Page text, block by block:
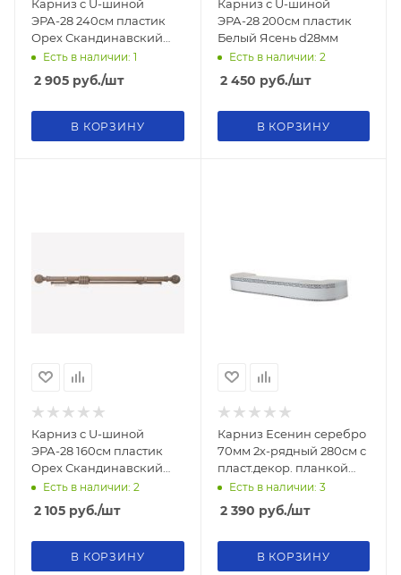
Карниз с U-шиной
ЭРА-28 240см пластик
Орех Скандинавский
d28мм
Есть в наличии: 1
2 905 руб./шт
В КОРЗИНУ
Карниз с U-шиной
ЭРА-28 200см пластик
Белый Ясень d28мм
Есть в наличии: 2
2 450 руб./шт
В КОРЗИНУ
Карниз с U-шиной
ЭРА-28 160см пластик
Орех Скандинавский
d28мм
Есть в наличии: 2
2 105 руб./шт
В КОРЗИНУ
Карниз Есенин серебро
70мм 2х-рядный 280см с
пласт.декор. планкой
УЛЬТРАКОМПАКТ
Есть в наличии: 3
2 390 руб./шт
В КОРЗИНУ